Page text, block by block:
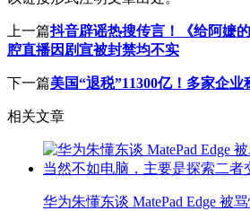
上一篇抖音辟谣热搜传言！《给阿嬷
腔直播因剧宣被封禁均不实
下一篇美国“退税”11300亿！多家企
相关文章
华为朱懂东谈 MatePad Edge 被